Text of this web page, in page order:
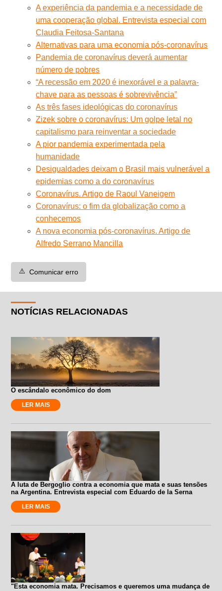
A experiência da pandemia e a necessidade de
uma cooperação global. Entrevista especial com
Claudia Feitosa-Santana
Alternativas para uma economia pós-coronavírus
Pandemia de coronavírus deverá aumentar
número de pobres
“A recessão em 2020 é inexorável e a palavra-
chave para as pessoas é sobrevivência”
As três fases ideológicas do coronavírus
Zizek sobre o coronavírus: Um golpe letal no
capitalismo para reinventar a sociedade
A pior pandemia experimentada pela
humanidade
Desigualdades deixam o Brasil mais vulnerável a
epidemias como a do coronavírus
Coronavírus. Artigo de Raoul Vaneigem
Coronavírus: o fim da globalização como a
conhecemos
A nova economia pós-coronavírus. Artigo de
Alfredo Serrano Mancilla
⚠️ Comunicar erro
NOTÍCIAS RELACIONADAS
O escândalo econômico do dom
LER MAIS
A luta de Bergoglio contra a economia que mata e suas tensões
na Argentina. Entrevista especial com Eduardo de la Serna
LER MAIS
"Esta economia mata. Precisamos e queremos uma mudança de